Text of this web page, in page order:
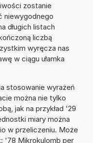
zostanie
niewygodnego
długich listach
liczbą
wyręcza nas
w ciągu ułamka
stosowanie wyrażeń
można nie tylko
jak na przykład '29
miary można
w przeliczeniu. Może
'78 Mikrokulomb per